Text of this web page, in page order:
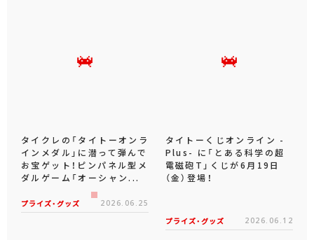
タイクレの「タイトーオンラ
インメダル」に潜って弾んで
お宝ゲット！ピンパネル型メ
ダルゲーム「オーシャン...
プライズ・グッズ 2026.06.25
タイトーくじオンライン -
Plus- に「とある科学の超
電磁砲T」くじが6月19日
（金）登場！
プライズ・グッズ 2026.06.12